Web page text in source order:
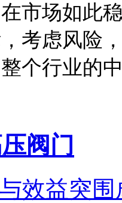
市场如此
考虑风险
个行业的
阀门
效益突